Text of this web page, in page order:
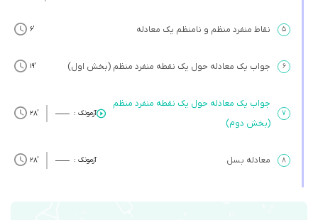
۵ نقاط منفرد منظم و نامنظم یک معادله ’6
۶ جواب یک معادله حول یک نقطه منفرد منظم (بخش اول) ’19
۷
جواب یک معادله حول یک نقطه منفرد منظم
(بخش دوم)
آزمونک : ’28
۸ معادله بسل آزمونک : ’28